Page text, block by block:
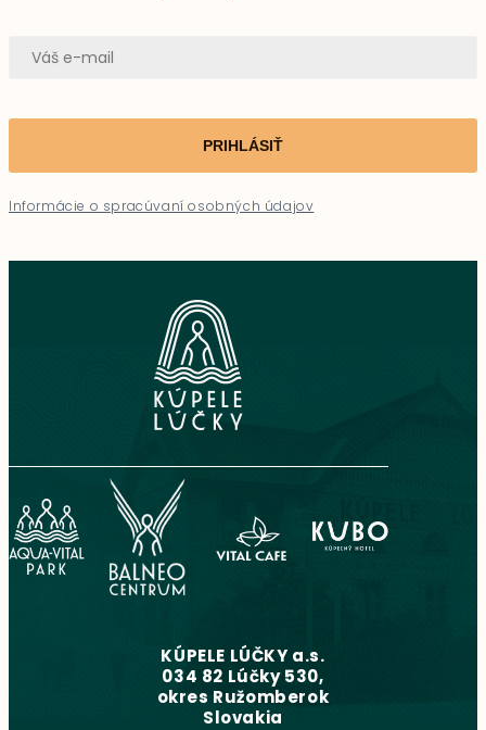
PRIHLÁSIŤ
Informácie o spracúvaní osobných údajov
KÚPELE LÚČKY a.s.
034 82 Lúčky 530,
okres Ružomberok
Slovakia